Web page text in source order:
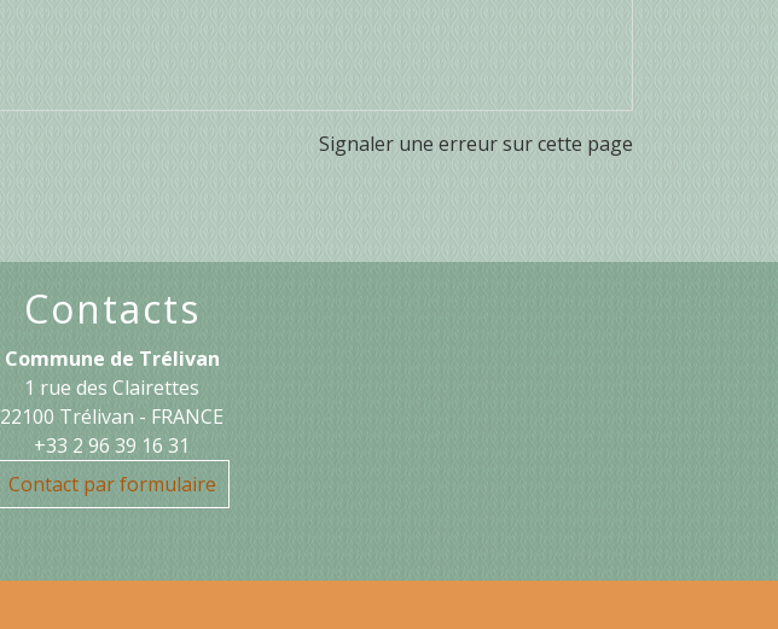
Signaler une erreur sur cette page
Contacts
Commune de Trélivan
1 rue des Clairettes
22100 Trélivan - FRANCE
+33 2 96 39 16 31
Contact par formulaire